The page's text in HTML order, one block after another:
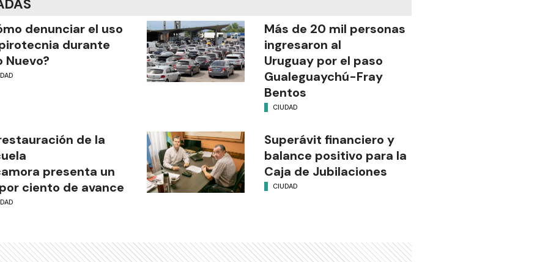
denunciar el uso
durante
Nuevo?
Más de 20 mil personas
ingresaron al
Uruguay por el paso
Gualeguaychú-Fray
Bentos
CIUDAD
de la
presenta un
ciento de avance
Superávit financiero y
balance positivo para la
Caja de Jubilaciones
CIUDAD